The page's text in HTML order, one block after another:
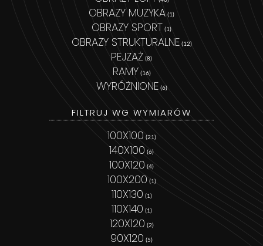
OBRAZY MUZYKA (1)
OBRAZY SPORT (1)
OBRAZY STRUKTURALNE (12)
PEJZAŻ (8)
RAMY (16)
WYRÓŻNIONE (6)
FILTRUJ WG WYMIARÓW
100X100 (21)
140X100 (6)
100X120 (4)
100X200 (1)
110X130 (1)
110X140 (1)
120X120 (2)
90X120 (5)